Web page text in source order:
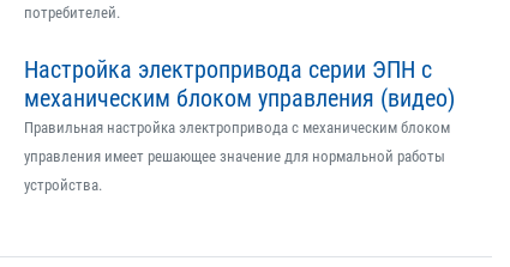
потребителей.
Настройка электропривода серии ЭПН с
механическим блоком управления (видео)
Правильная настройка электропривода с механическим блоком
управления имеет решающее значение для нормальной работы
устройства.